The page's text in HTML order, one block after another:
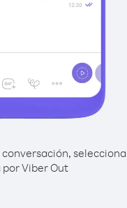
conversación, selecciona
Viber Out